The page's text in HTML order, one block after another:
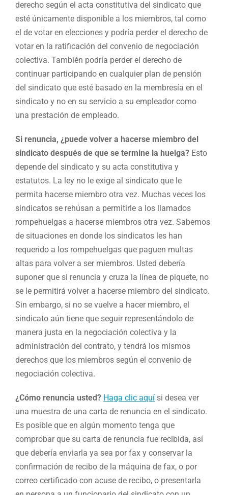
derecho según el acta constitutiva del sindicato que
esté únicamente disponible a los miembros, tal como
el de votar en elecciones y podría perder el derecho de
votar en la ratificación del convenio de negociación
colectiva. También podría perder el derecho de
continuar participando en cualquier plan de pensión
del sindicato que esté basado en la membresía en el
sindicato y no en su servicio a su empleador como
una prestación de empleado.
Si renuncia, ¿puede volver a hacerse miembro del
sindicato después de que se termine la huelga? Esto
depende del sindicato y su acta constitutiva y
estatutos. La ley no le exige al sindicato que le
permita hacerse miembro otra vez. Muchas veces los
sindicatos se rehúsan a permitirle a los llamados
rompehuelgas a hacerse miembros otra vez. Sabemos
de situaciones en donde los sindicatos les han
requerido a los rompehuelgas que paguen multas
altas para volver a ser miembros. Usted debería
suponer que si renuncia y cruza la línea de piquete, no
se le permitirá volver a hacerse miembro del sindicato.
Sin embargo, si no se vuelve a hacer miembro, el
sindicato aún tiene que seguir representándolo de
manera justa en la negociación colectiva y la
administración del contrato, y tendrá los mismos
derechos que los miembros según el convenio de
negociación colectiva.
¿Cómo renuncia usted? Haga clic aquí si desea ver
una muestra de una carta de renuncia en el sindicato.
Es posible que en algún momento tenga que
comprobar que su carta de renuncia fue recibida, así
que debería enviarla ya sea por fax y conservar la
confirmación de recibo de la máquina de fax, o por
correo certificado con acuse de recibo, o presentarla